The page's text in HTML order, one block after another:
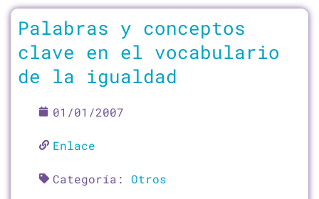
Palabras y conceptos
clave en el vocabulario
de la igualdad
01/01/2007
Enlace
Categoría: Otros